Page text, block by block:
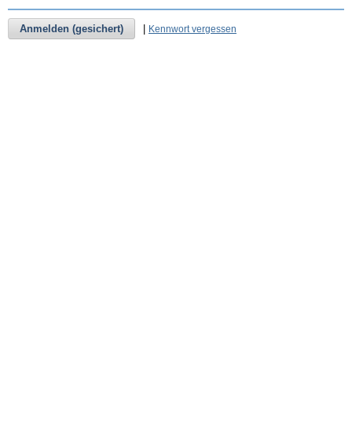
Anmelden (gesichert) Kennwort vergessen